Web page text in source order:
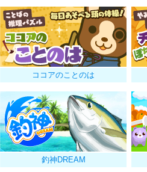
ココアのことのは
釣神DREAM